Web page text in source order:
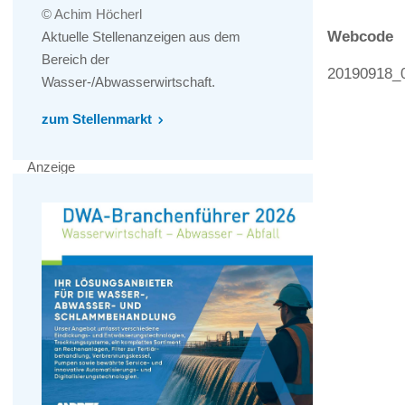
Webcode
© Achim Höcherl
Aktuelle Stellenanzeigen aus dem
Bereich der
Wasser-/Abwasserwirtschaft.
zum Stellenmarkt
Anzeige